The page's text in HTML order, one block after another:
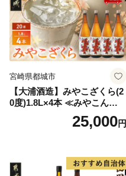
宮崎県都城市
【大浦酒造】みやこざくら(2
0度)1.8L×4本 ≪みやこんじょ
特急便≫_AD-077125,000円